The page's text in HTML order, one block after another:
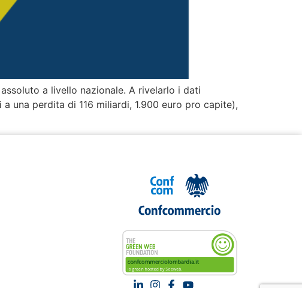
a livello nazionale. A rivelarlo i dati
una perdita di 116 miliardi, 1.900 euro pro capite),